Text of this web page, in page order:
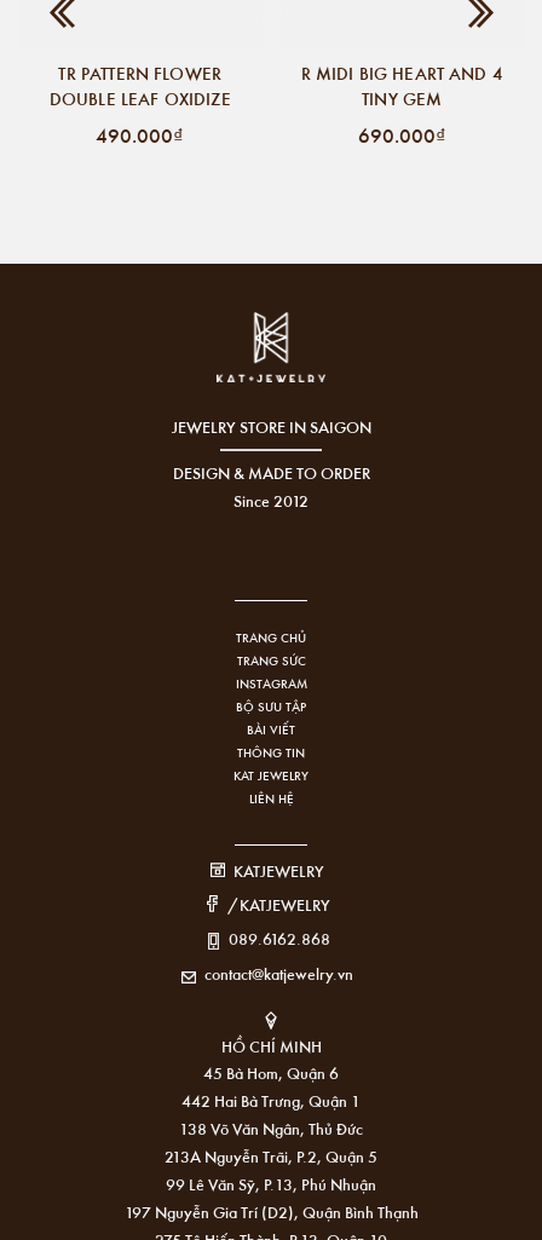
TR PATTERN FLOWER
DOUBLE LEAF OXIDIZE
490.000₫
R MIDI BIG HEART AND 4
TINY GEM
690.000₫
JEWELRY STORE IN SAIGON
DESIGN & MADE TO ORDER
Since 2012
TRANG CHỦ
TRANG SỨC
INSTAGRAM
BỘ SƯU TẬP
BÀI VIẾT
THÔNG TIN
KAT JEWELRY
LIÊN HỆ
KATJEWELRY
/KATJEWELRY
089.6162.868
contact@katjewelry.vn
HỒ CHÍ MINH
45 Bà Hom, Quận 6
442 Hai Bà Trưng, Quận 1
138 Võ Văn Ngân, Thủ Đức
213A Nguyễn Trãi, P.2, Quận 5
99 Lê Văn Sỹ, P.13, Phú Nhuận
197 Nguyễn Gia Trí (D2), Quận Bình Thạnh